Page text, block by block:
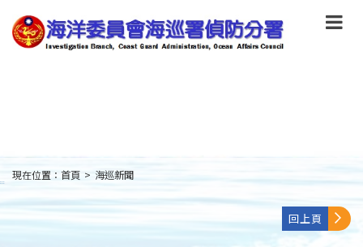
到
主
要
:::
現在位置： 首頁 > 海巡新聞
回上頁